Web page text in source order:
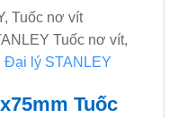
Tuốc nơ vít
Tuốc nơ vít,
Đại lý STANLEY
Tuốc